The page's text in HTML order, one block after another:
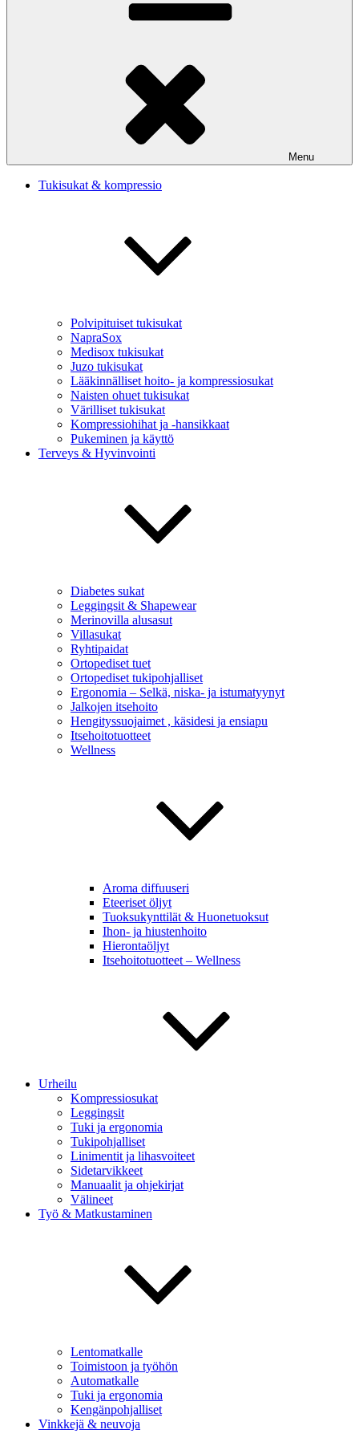
Menu
Tukisukat & kompressio
Polvipituiset tukisukat
NapraSox
Medisox tukisukat
Juzo tukisukat
Lääkinnälliset hoito- ja kompressiosukat
Naisten ohuet tukisukat
Värilliset tukisukat
Kompressiohihat ja -hansikkaat
Pukeminen ja käyttö
Terveys & Hyvinvointi
Diabetes sukat
Leggingsit & Shapewear
Merinovilla alusasut
Villasukat
Ryhtipaidat
Ortopediset tuet
Ortopediset tukipohjalliset
Ergonomia – Selkä, niska- ja istumatyynyt
Jalkojen itsehoito
Hengityssuojaimet , käsidesi ja ensiapu
Itsehoitotuotteet
Wellness
Aroma diffuuseri
Eteeriset öljyt
Tuoksukynttilät & Huonetuoksut
Ihon- ja hiustenhoito
Hierontaöljyt
Itsehoitotuotteet – Wellness
Urheilu
Kompressiosukat
Leggingsit
Tuki ja ergonomia
Tukipohjalliset
Linimentit ja lihasvoiteet
Sidetarvikkeet
Manuaalit ja ohjekirjat
Välineet
Työ & Matkustaminen
Lentomatkalle
Toimistoon ja työhön
Automatkalle
Tuki ja ergonomia
Kengänpohjalliset
Vinkkejä & neuvoja